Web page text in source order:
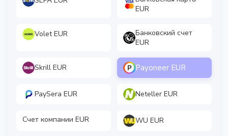
EUR
Volet EUR
Банковский счет
EUR
Skrill EUR Payoneer EUR
PaySera EUR Neteller EUR
Счет компании EUR WU EUR